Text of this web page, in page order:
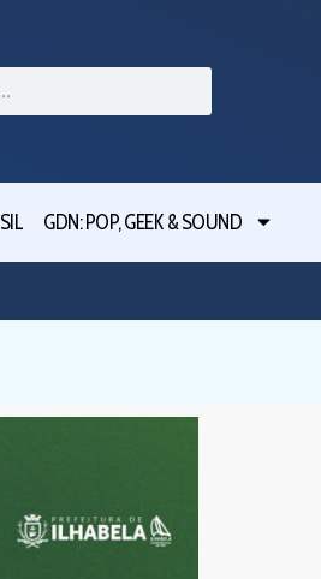
GDN: POP, GEEK & SOUND